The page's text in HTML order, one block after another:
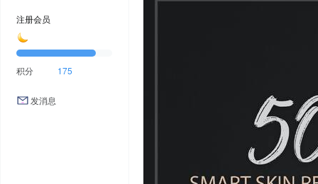
注册会员
积分 175
发消息